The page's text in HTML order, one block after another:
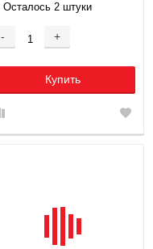
Осталось 2 штуки
- +
Купить